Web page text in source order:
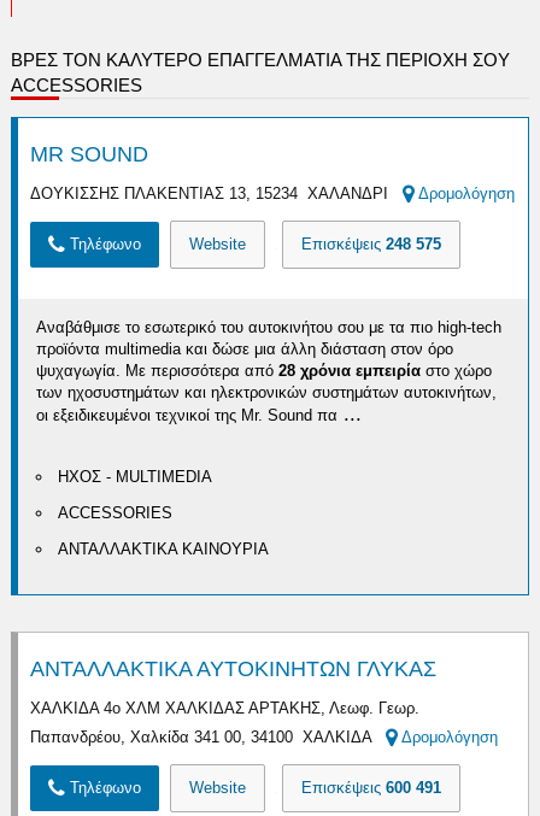
ΒΡΕΣ ΤΟΝ ΚΑΛΎΤΕΡΟ ΕΠΑΓΓΕΛΜΑΤΊΑ ΤΗΣ ΠΕΡΙΟΧΉ ΣΟΥ
ACCESSORIES
MR SOUND
ΔΟΥΚΙΣΣΗΣ ΠΛΑΚΕΝΤΙΑΣ 13, 15234 ΧΑΛΑΝΔΡΙ Δρομολόγηση
Τηλέφωνο Website Επισκέψεις248 575
Αναβάθμισε το εσωτερικό του αυτοκινήτου σου με τα πιο high-tech
προϊόντα multimedia και δώσε μια άλλη διάσταση στον όρο
ψυχαγωγία. Με περισσότερα από28 χρόνια εμπειρία στο χώρο
των ηχοσυστημάτων και ηλεκτρονικών συστημάτων αυτοκινήτων,
οι εξειδικευμένοι τεχνικοί της Mr. Sound πα ...
ΗΧΟΣ - MULTIMEDIA
ACCESSORIES
ΑΝΤΑΛΛΑΚΤΙΚΑ ΚΑΙΝΟΥΡΙΑ
ΑΝΤΑΛΛΑΚΤΙΚΑ ΑΥΤΟΚΙΝΗΤΩΝ ΓΛΥΚΑΣ
ΧΑΛΚΙΔΑ 4ο ΧΛΜ ΧΑΛΚΙΔΑΣ ΑΡΤΑΚΗΣ, Λεωφ. Γεωρ.
Παπανδρέου, Χαλκίδα 341 00, 34100 ΧΑΛΚΙΔΑ
Δρομολόγηση
Τηλέφωνο Website Επισκέψεις600 491